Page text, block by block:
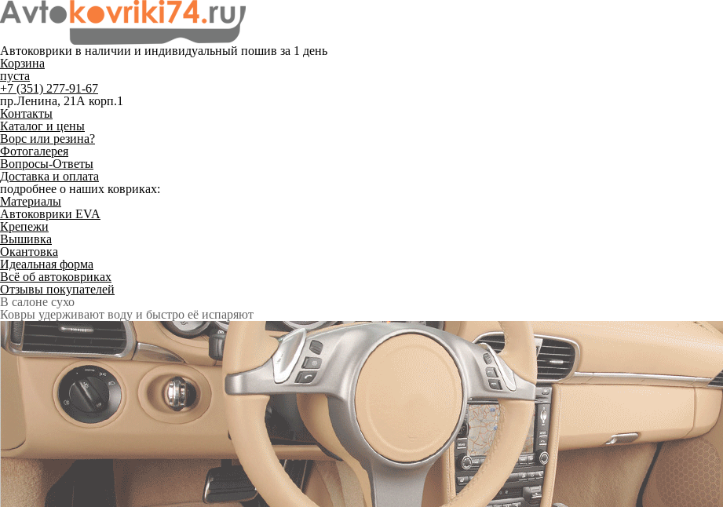
Автоковрики в наличии и индивидуальный пошив за 1 день
Корзина
пуста
+7 (351) 277-91-67
пр.Ленина, 21А корп.1
Контакты
Каталог и цены
Ворс или резина?
Фотогалерея
Вопросы-Ответы
Доставка и оплата
подробнее о наших ковриках:
Материалы
Автоковрики EVA
Крепежи
Вышивка
Окантовка
Идеальная форма
Всё об автоковриках
Отзывы покупателей
Служат до 10 лет
Только качественные российские материалы